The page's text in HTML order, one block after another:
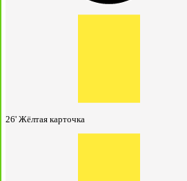
26' Жёлтая карточка